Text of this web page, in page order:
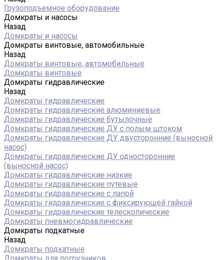
Грузоподъемное оборудование
Домкраты и насосы
Назад
Домкраты и насосы
Домкраты винтовые, автомобильные
Назад
Домкраты винтовые, автомобильные
Домкраты винтовые
Домкраты гидравлические
Назад
Домкраты гидравлические
Домкраты гидравлические алюминиевые
Домкраты гидравлические бутылочные
Домкраты гидравлические ДУ c полым штоком
Домкраты гидравлические ДУ двусторонние (выносной
насос)
Домкраты гидравлические ДУ односторонние
(выносной насос)
Домкраты гидравлические низкие
Домкраты гидравлические путевые
Домкраты гидравлические с лапой
Домкраты гидравлические с фиксирующей гайкой
Домкраты гидравлические телескопические
Домкраты пневмогидравлические
Домкраты подкатные
Назад
Домкраты подкатные